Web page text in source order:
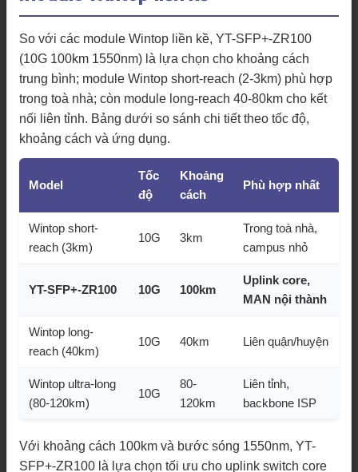
So với các module Wintop liền kề, YT-SFP+-ZR100
(10G 100km 1550nm) là lựa chọn cho khoảng cách
trung bình; module Wintop short-reach (2-3km) phù hợp
trong toà nhà; còn module long-reach 40-80km cho kết
nối liên tỉnh. Bảng dưới so sánh chi tiết theo tốc độ,
khoảng cách và ứng dụng.
Model
Tốc
độ
Khoảng
cách
Phù hợp nhất
Wintop short-
reach (3km)
10G 3km
Trong toà nhà,
campus nhỏ
YT-SFP+-ZR100 10G 100km
Uplink core,
MAN nội thành
Wintop long-
reach (40km)
10G 40km Liên quận/huyện
Wintop ultra-long
(80-120km)
10G
80-
120km
Liên tỉnh,
backbone ISP
Với khoảng cách 100km và bước sóng 1550nm, YT-
SFP+-ZR100 là lựa chọn tối ưu cho uplink switch core